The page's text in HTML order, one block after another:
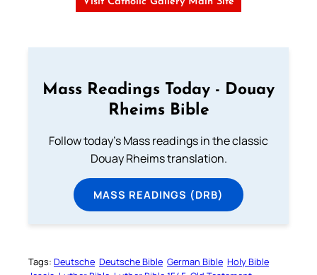
Mass Readings Today - Douay
Rheims Bible
Follow today's Mass readings in the classic
Douay Rheims translation.
MASS READINGS (DRB)
Tags: Deutsche Deutsche Bible German Bible Holy Bible